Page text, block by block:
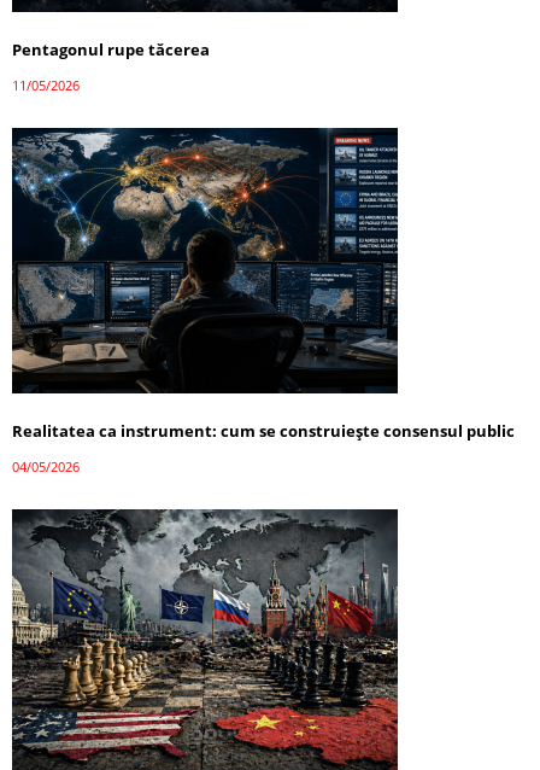
Pentagonul rupe tăcerea
11/05/2026
Realitatea ca instrument: cum se construiește consensul public
04/05/2026